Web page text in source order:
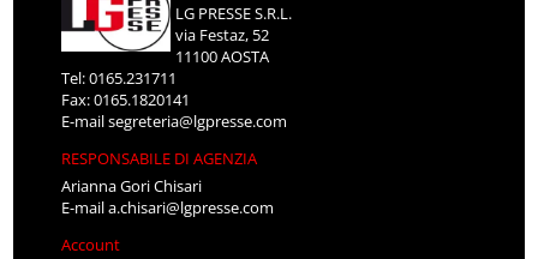
LG PRESSE S.R.L.
via Festaz, 52
11100 AOSTA
Tel: 0165.231711
Fax: 0165.1820141
E-mailsegreteria@lgpresse.com
RESPONSABILE DI AGENZIA
Arianna Gori Chisari
E-maila.chisari@lgpresse.com
Account